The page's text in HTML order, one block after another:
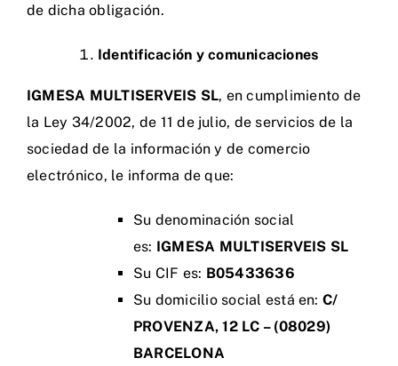
de dicha obligación.
Identificación y comunicaciones
IGMESA MULTISERVEIS SL, en cumplimiento de
la Ley 34/2002, de 11 de julio, de servicios de la
sociedad de la información y de comercio
electrónico, le informa de que:
Su denominación social
es: IGMESA MULTISERVEIS SL
Su CIF es: B05433636
Su domicilio social está en: C/
PROVENZA, 12 LC – (08029)
BARCELONA